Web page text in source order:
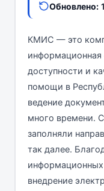
Обновлено:
КМИС — это
доступности и
помощи в
ведение
много времени.
заполняли
так далее.
информационных
внедрение